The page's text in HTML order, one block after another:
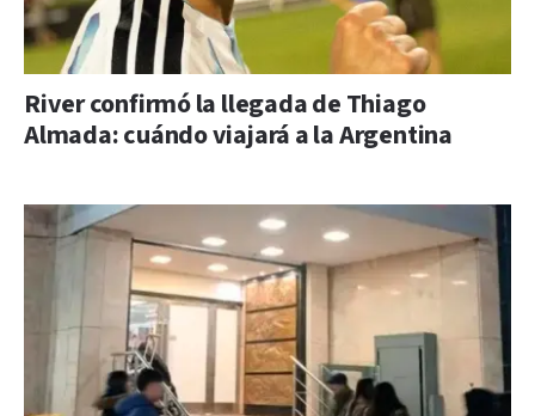
River confirmó la llegada de Thiago
Almada: cuándo viajará a la Argentina